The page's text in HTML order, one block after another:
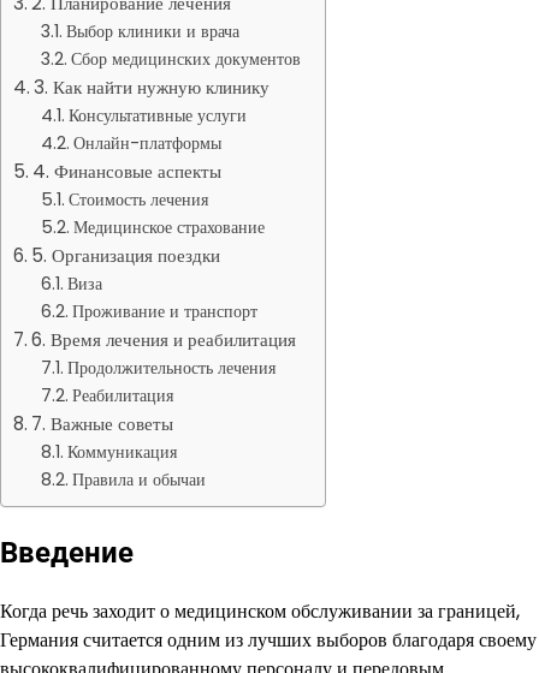
Выбор клиники и врача
Сбор медицинских документов
3. Как найти нужную клинику
Консультативные услуги
Онлайн-платформы
4. Финансовые аспекты
Стоимость лечения
Медицинское страхование
5. Организация поездки
Виза
Проживание и транспорт
6. Время лечения и реабилитация
Продолжительность лечения
Реабилитация
7. Важные советы
Коммуникация
Правила и обычаи
Введение
Когда речь заходит о медицинском обслуживании за границей,
Германия считается одним из лучших выборов благодаря своему